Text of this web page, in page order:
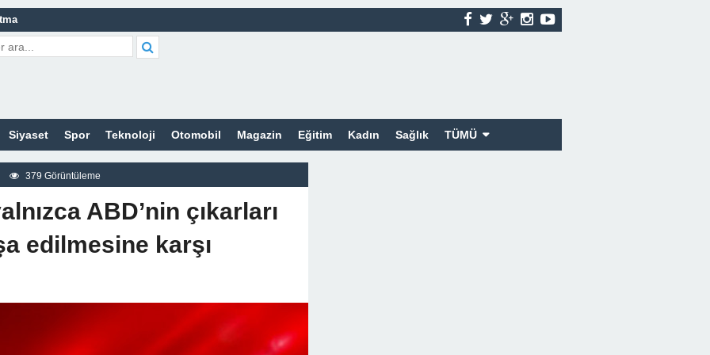
Nelerdir?
Nelerdir?
Nelerdir?
Bayan Sitesi
Siyaset Spor Teknoloji Otomobil Magazin Eğitim Kadın Sağlık TÜMÜ
379 Görüntüleme
ABD’nin çıkarları
edilmesine karşı